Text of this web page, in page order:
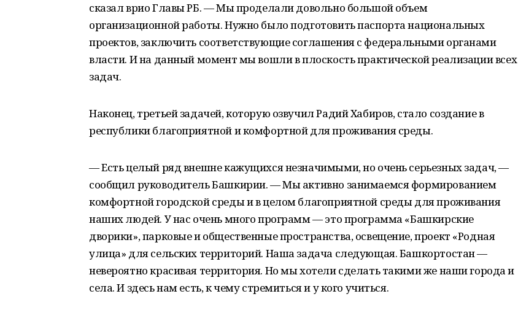
сказал врио Главы РБ. — Мы проделали довольно большой объем
организационной работы. Нужно было подготовить паспорта национальных
проектов, заключить соответствующие соглашения с федеральными органами
власти. И на данный момент мы вошли в плоскость практической реализации всех
задач.
Наконец, третьей задачей, которую озвучил Радий Хабиров, стало создание в
республики благоприятной и комфортной для проживания среды.
— Есть целый ряд внешне кажущихся незначимыми, но очень серьезных задач, —
сообщил руководитель Башкирии. — Мы активно занимаемся формированием
комфортной городской среды и в целом благоприятной среды для проживания
наших людей. У нас очень много программ — это программа «Башкирские
дворики», парковые и общественные пространства, освещение, проект «Родная
улица» для сельских территорий. Наша задача следующая. Башкортостан —
невероятно красивая территория. Но мы хотели сделать такими же наши города и
села. И здесь нам есть, к чему стремиться и у кого учиться.